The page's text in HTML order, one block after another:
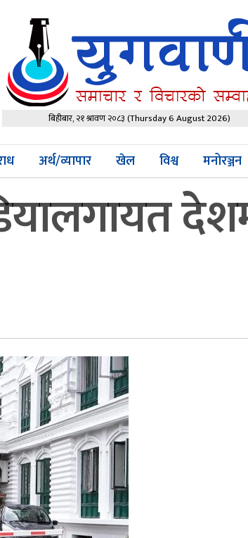
बिहीबार, २१ श्रावण २०८३(Thursday 6 August 2026)
अर्थ/व्यापार खेल विश्व मनोरञ्जन